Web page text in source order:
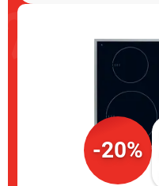
-20%